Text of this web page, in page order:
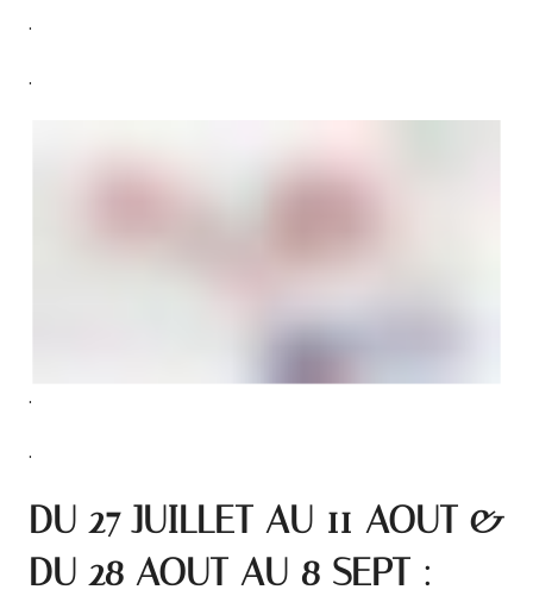
.
.
.
.
DU 27 JUILLET AU 11 AOUT &
DU 28 AOUT AU 8 SEPT :